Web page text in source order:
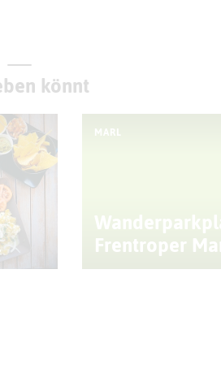
könnt
MARL
Frentroper